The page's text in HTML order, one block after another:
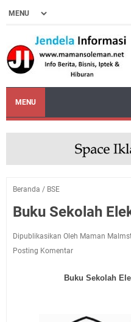
MENU
Beranda / BSE
Buku Sekolah
Dipublikasikan Oleh Maman
Posting Komentar
Buku Sekolah